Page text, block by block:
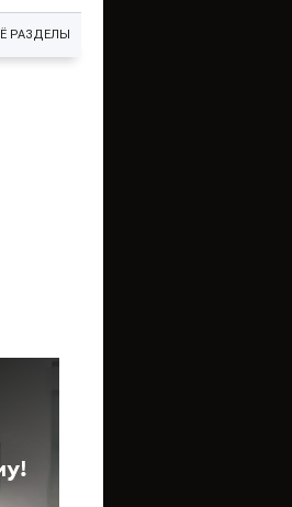
РАЗДЕЛЫ